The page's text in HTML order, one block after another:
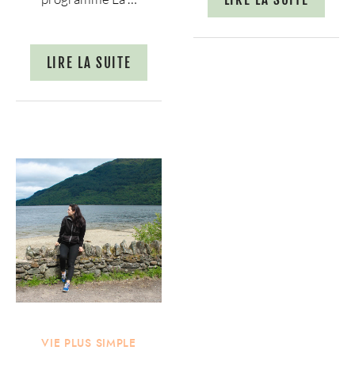
LIRE LA SUITE
VIE PLUS SIMPLE